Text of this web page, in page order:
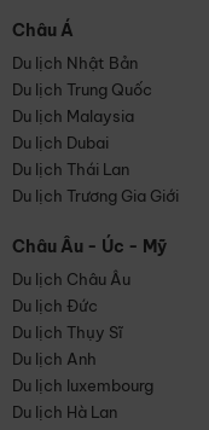
Châu Á
Du lịch Nhật Bản
Du lịch Trung Quốc
Du lịch Malaysia
Du lịch Dubai
Du lịch Thái Lan
Du lịch Trương Gia Giới
Châu Âu - Úc - Mỹ
Du lịch Châu Âu
Du lịch Đức
Du lịch Thụy Sĩ
Du lịch Anh
Du lịch luxembourg
Du lịch Hà Lan